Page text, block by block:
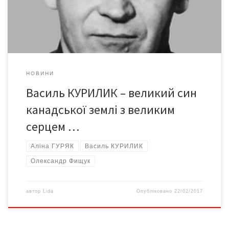
Сторінка еміграції в літописі нашої історії завжди займала
особливе місце. Протягом […]
НОВИНИ
Василь КУРИЛИК – великий син
канадської землі з великим
серцем …
Аліна ГУРЯК Василь КУРИЛИК
Олександр Фищук
автор Lida Опубліковано22/02/2017